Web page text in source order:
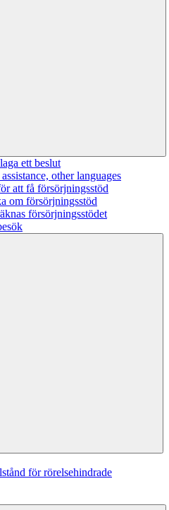
ett beslut
other languages
att få försörjningsstöd
om försörjningsstöd
försörjningsstödet
för rörelsehindrade